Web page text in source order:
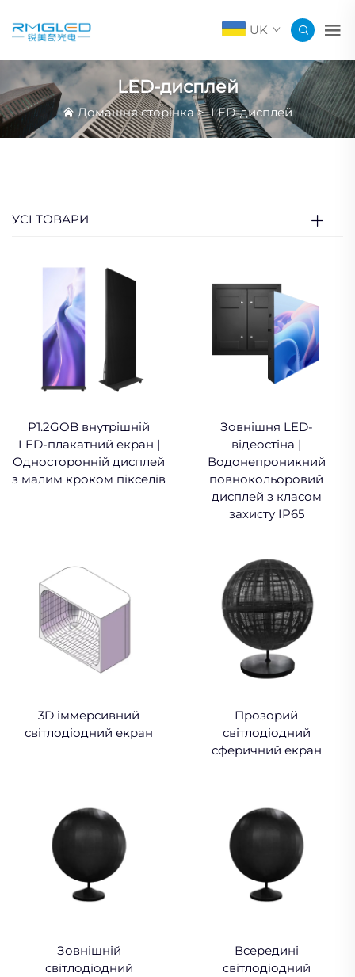
UK
LED-дисплей
Домашня сторінка>LED-дисплей
УСІ ТОВАРИ
P1.2GOB внутрішній
LED-плакатний екран |
Односторонній дисплей
з малим кроком пікселів
Зовнішня LED-
відеостіна |
Водонепроникний
повнокольоровий
дисплей з класом
захисту IP65
3D іммерсивний
світлодіодний екран
Прозорий
світлодіодний
сферичний екран
Зовнішній
світлодіодний
Всередині
світлодіодний